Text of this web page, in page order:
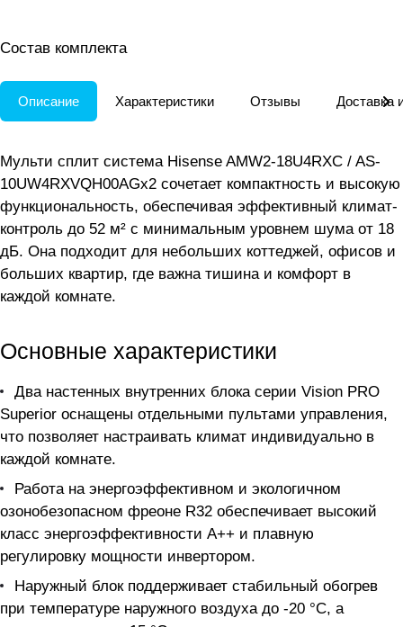
Состав комплекта
Описание Характеристики Отзывы Доставка
Мульти сплит система Hisense AMW2-18U4RXC / AS-
10UW4RXVQH00AGx2 сочетает компактность и высокую
функциональность, обеспечивая эффективный климат-
контроль до 52 м² с минимальным уровнем шума от 18
дБ. Она подходит для небольших коттеджей, офисов и
больших квартир, где важна тишина и комфорт в
каждой комнате.
Основные характеристики
Два настенных внутренних блока серии Vision PRO
Superior оснащены отдельными пультами управления,
что позволяет настраивать климат индивидуально в
каждой комнате.
Работа на энергоэффективном и экологичном
озонобезопасном фреоне R32 обеспечивает высокий
класс энергоэффективности A++ и плавную
регулировку мощности инвертором.
Наружный блок поддерживает стабильный обогрев
при температуре наружного воздуха до -20 °C, а